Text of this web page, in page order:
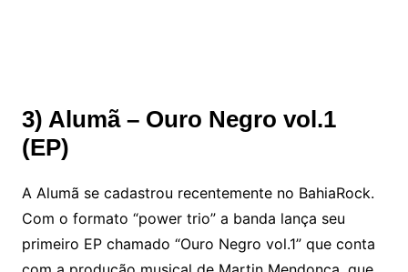
3) Alumã – Ouro Negro vol.1
(EP)
A Alumã se cadastrou recentemente no BahiaRock.
Com o formato “power trio” a banda lança seu
primeiro EP chamado “Ouro Negro vol.1” que conta